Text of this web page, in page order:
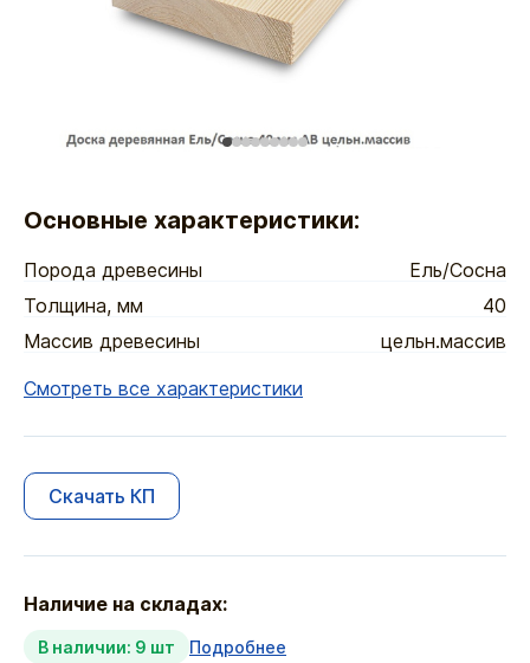
Основные характеристики:
Порода древесины
Ель/Сосна
Толщина, мм
40
Массив древесины
цельн.массив
Смотреть все характеристики
Скачать КП
Наличие на складах:
В наличии: 9 шт Подробнее